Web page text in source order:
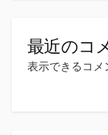
最近のコ
表示できるコメ